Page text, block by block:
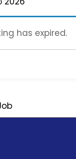
has expired.